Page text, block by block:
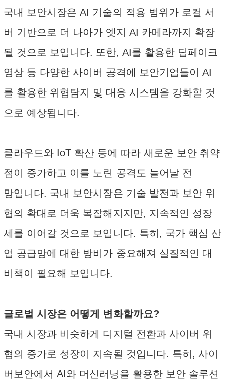
국내 보안시장은 AI 기술의 적용 범위가 로컬 서
버 기반으로 더 나아가 엣지 AI 카메라까지 확장
될 것으로 보입니다. 또한, AI를 활용한 딥페이크
영상 등 다양한 사이버 공격에 보안기업들이 AI
를 활용한 위협탐지 및 대응 시스템을 강화할 것
으로 예상됩니다.
클라우드와 IoT 확산 등에 따라 새로운 보안 취약
점이 증가하고 이를 노린 공격도 늘어날 전
망입니다. 국내 보안시장은 기술 발전과 보안 위
협의 확대로 더욱 복잡해지지만, 지속적인 성장
세를 이어갈 것으로 보입니다. 특히, 국가 핵심 산
업 공급망에 대한 방비가 중요해져 실질적인 대
비책이 필요해 보입니다.
글로벌 시장은 어떻게 변화할까요?
국내 시장과 비슷하게 디지털 전환과 사이버 위
협의 증가로 성장이 지속될 것입니다. 특히, 사이
버보안에서 AI와 머신러닝을 활용한 보안 솔루션